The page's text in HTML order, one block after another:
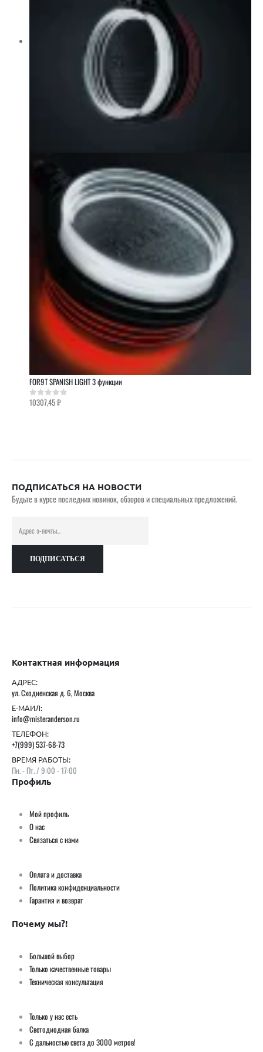
FOR9T SPANISH LIGHT 3 функции
0out of 5
10307,45₽
ПОДПИСАТЬСЯ НА НОВОСТИ
Будьте в курсе последних новинок, обзоров и специальных предложений.
Контактная информация
АДРЕС:
ул. Сходненская д. 6, Москва
Е-МАИЛ:
info@misteranderson.ru
ТЕЛЕФОН:
+7(999) 537-68-73
ВРЕМЯ РАБОТЫ:
Пн. - Пт. / 9:00 - 17:00
Профиль
Мой профиль
О нас
Связаться с нами
Оплата и доставка
Политика конфиденциальности
Гарантия и возврат
Почему мы?!
Большой выбор
Только качественные товары
Техническая консультация
Только у нас есть
Светодиодная балка
С дальностью света до 3000 метров!